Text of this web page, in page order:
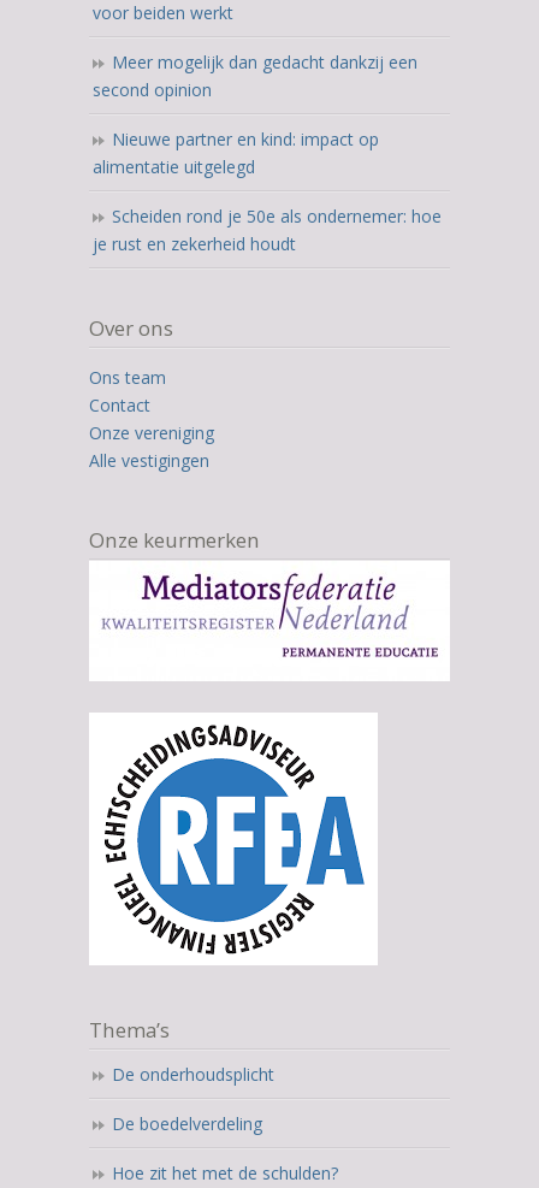
voor beiden werkt
Meer mogelijk dan gedacht dankzij een
second opinion
Nieuwe partner en kind: impact op
alimentatie uitgelegd
Scheiden rond je 50e als ondernemer: hoe
je rust en zekerheid houdt
Over ons
Ons team
Contact
Onze vereniging
Alle vestigingen
Onze keurmerken
Thema’s
De onderhoudsplicht
De boedelverdeling
Hoe zit het met de schulden?